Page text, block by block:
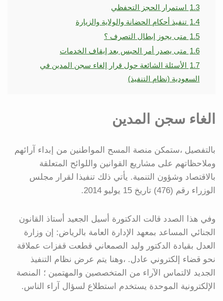
1.3 استمرار الحجز التحفظي
1.4 تنفيذ أحكام الحضانة والولاية والزيارة
1.5 متى يجوز إبطال التصرف ؟
1.6 متى يصدر أمر الحبس بعد إيقاف الخدمات
1.7 الأسئلة الشائعة حول قرار إلغاء سجن المدين في
السعودية (نظام التنفيذ)
الغاء سجن المدين
بالتفصيل ،ستمكن منصة المسح المواطنين من إبداء آرائهم
وملاحظاتهم على مشاريع القوانين واللوائح المتعلقة
بالاقتصاد وشؤون التنمية. يأتي ذلك تنفيذا لقرار مجلس
الوزراء رقم (476) تاريخ 15 يوليو 2014.
وفي هذا الصدد قالت الدكتورة أسيل الجعيد أستاذ القانون
الجنائي المساعد بمعهد الإدارة العامة بالرياض: إن وزارة
العدل بقيادة الدكتور وليد الصمعاني قطعت قفزات عملاقة
نحو قضاء إلكتروني عادل. ،وهنا يتم عرض نظام التنفيذ
الجديد لالتماس الآراء من المتخصصين والمهتمين ؛ المنصة
الإلكترونية الموحدة يستخدم استطلاع لسؤال آراء الناس.